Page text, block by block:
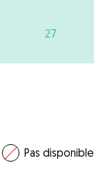
27
Pas disponible